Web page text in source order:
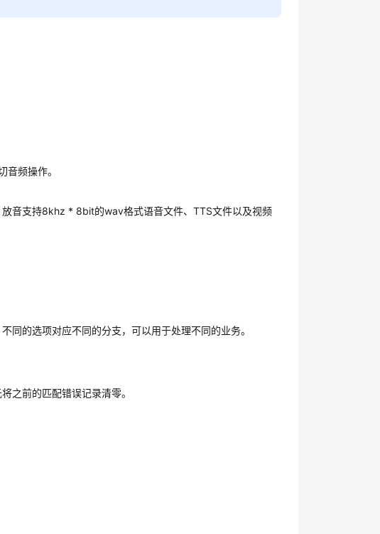
音频操作。
音支持8khz * 8bit的wav格式语音文件、TTS文件以及视频
同的选项对应不同的分支，可以用于处理不同的业务。
之前的匹配错误记录清零。